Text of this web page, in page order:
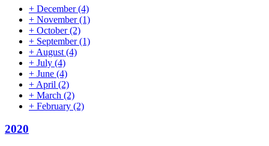
+ December(4)
+ November(1)
+ October(2)
+ September(1)
+ August (4)
+ July (4)
+ June (4)
+ April (2)
+ March (2)
+ February (2)
2020